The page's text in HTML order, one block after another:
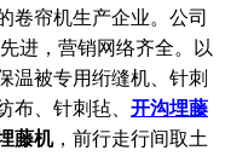
卷帘机生产企业。公司
进，营销网络齐全。以
温被专用绗缝机、针刺
布、针刺毡、 开沟埋藤
藤机，前行走行间取土